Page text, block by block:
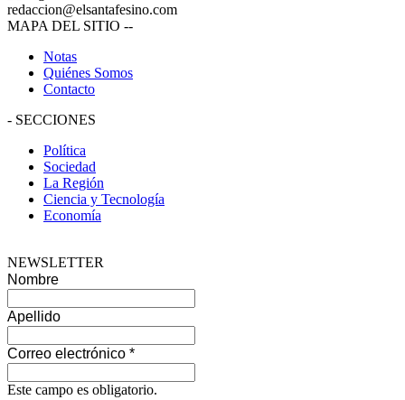
redaccion@elsantafesino.com
MAPA DEL SITIO --
Notas
Quiénes Somos
Contacto
- SECCIONES
Política
Sociedad
La Región
Ciencia y Tecnología
Economía
NEWSLETTER
Nombre
Apellido
Correo electrónico *
Este campo es obligatorio.